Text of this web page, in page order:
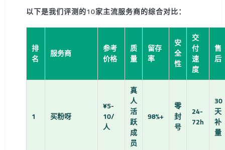
以下是我们评测的10家主流服务商的综合对比：
排
名
服务商
参考
价格
质
量
留存
率
安
全
性
交
付
速
度
售
后
1 买粉呀
¥5-
10/
人
真
人
活
跃
成
员
98%+
零
封
号
24-
72h
30
天
补
量